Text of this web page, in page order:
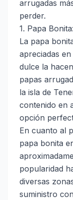
arrugadas
perder.
1. Papa
La papa
apreciadas
dulce la
papas
la isla de
contenido en
opción
En cuanto al
papa bonita
popularidad
diversas
suministro